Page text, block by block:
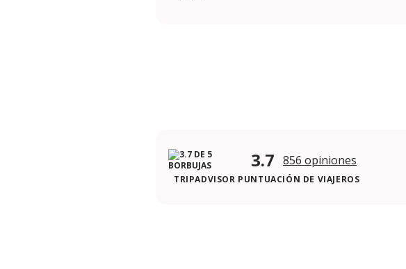
3.7 856 opiniones
TRIPADVISOR PUNTUACIÓN DE VIAJEROS